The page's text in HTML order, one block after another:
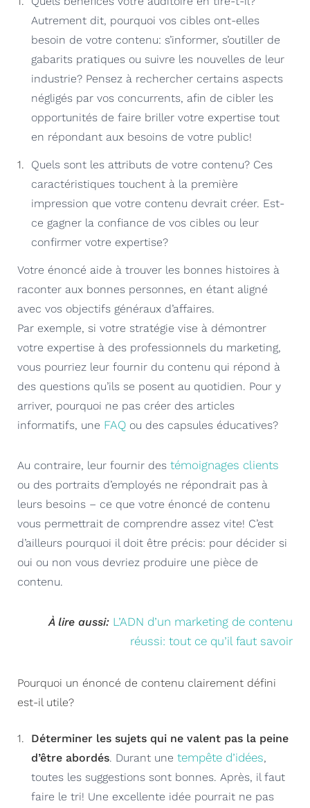
Autrement dit, pourquoi vos cibles ont-elles
besoin de votre contenu: s’informer, s’outiller de
gabarits pratiques ou suivre les nouvelles de leur
industrie? Pensez à rechercher certains aspects
négligés par vos concurrents, afin de cibler les
opportunités de faire briller votre expertise tout
en répondant aux besoins de votre public!
Quels sont les attributs de votre contenu? Ces
caractéristiques touchent à la première
impression que votre contenu devrait créer. Est-
ce gagner la confiance de vos cibles ou leur
confirmer votre expertise?
Votre énoncé aide à trouver les bonnes histoires à
raconter aux bonnes personnes, en étant aligné
avec vos objectifs généraux d’affaires.
Par exemple, si votre stratégie vise à démontrer
votre expertise à des professionnels du marketing,
vous pourriez leur fournir du contenu qui répond à
des questions qu’ils se posent au quotidien. Pour y
arriver, pourquoi ne pas créer des articles
informatifs, une FAQ ou des capsules éducatives?
Au contraire, leur fournir des témoignages clients
ou des portraits d’employés ne répondrait pas à
leurs besoins – ce que votre énoncé de contenu
vous permettrait de comprendre assez vite! C’est
d’ailleurs pourquoi il doit être précis: pour décider si
oui ou non vous devriez produire une pièce de
contenu.
À lire aussi: L’ADN d’un marketing de contenu
réussi: tout ce qu’il faut savoir
Pourquoi un énoncé de contenu clairement défini
est-il utile?
Déterminer les sujets qui ne valent pas la peine
d’être abordés. Durant une tempête d’idées,
toutes les suggestions sont bonnes. Après, il faut
faire le tri! Une excellente idée pourrait ne pas